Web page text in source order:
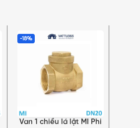
-18%
THÊM VÀO GIỎ HÀNG
Van 1 chiều lá lật MI Phi